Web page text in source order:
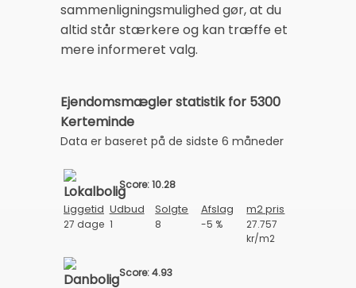
sammenligningsmulighed gør, at du
altid står stærkere og kan træffe et
mere informeret valg.
Ejendomsmægler statistik for 5300
Kerteminde
Data er baseret på de sidste 6 måneder
Score: 10.28
Liggetid Udbud Solgte Afslag m2 pris
27 dage 1 8 -5 %
27.757
kr/m2
Score: 4.93